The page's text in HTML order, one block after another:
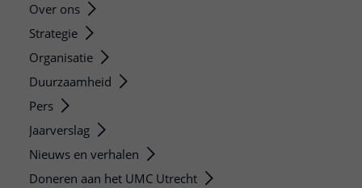
Over ons
Strategie
Organisatie
Duurzaamheid
Pers
Jaarverslag
Nieuws en verhalen
Doneren aan het UMC Utrecht